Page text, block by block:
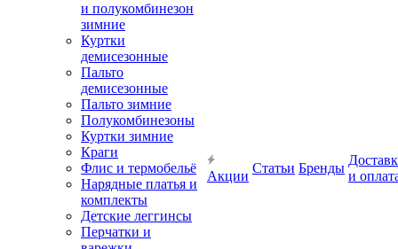
и полукомбинезон
зимние
Куртки
демисезонные
Пальто
демисезонные
Пальто зимние
Полукомбинезоны
Куртки зимние
Краги
Флис и термобельё
Нарядные платья и
комплекты
Детские леггинсы
Перчатки и
Акции
Статьи Бренды
и